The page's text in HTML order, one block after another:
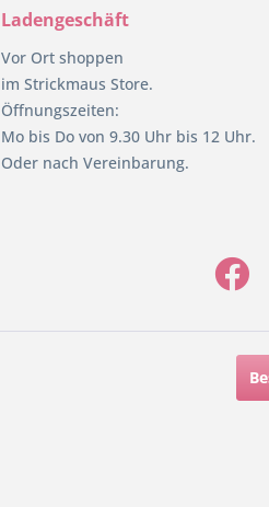
Ladengeschäft
Vor Ort shoppen
im Strickmaus Store.
Öffnungszeiten:
Mo bis Do von 9.30 Uhr bis 12 Uhr.
Oder nach Vereinbarung.